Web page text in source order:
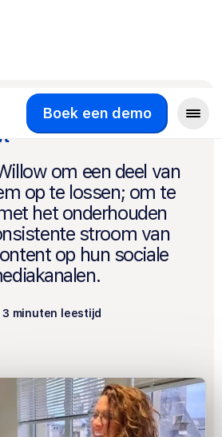
Boek een demo
expertise gebaseerd
om een deel van
op te lossen; om te
het onderhouden
stroom van
op hun sociale
3 minuten leestijd